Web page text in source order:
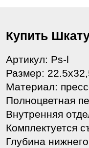
Купить
Артикул: Ps-l
Размер:
Материал:
Полноцветная
Внутренняя
Комплектуется
Глубина